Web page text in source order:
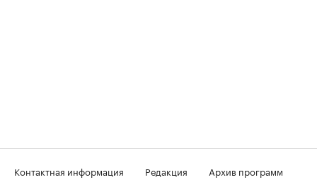
Контактная информация Редакция
Архив программ